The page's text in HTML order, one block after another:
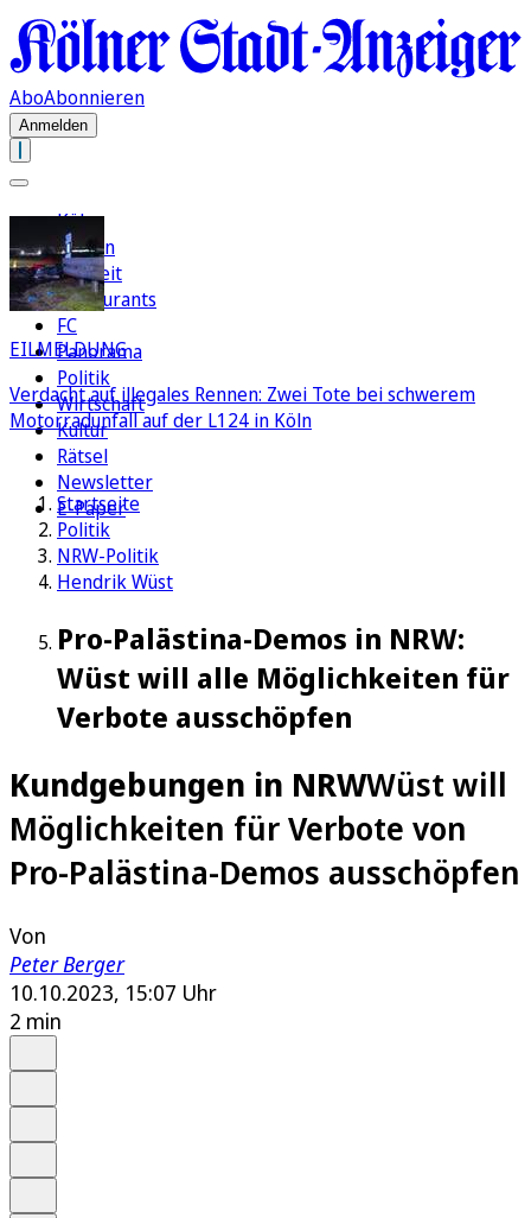
AboAbonnieren
Anmelden
Köln
Region
Freizeit
Restaurants
FC
Panorama
Politik
Wirtschaft
Kultur
Rätsel
Newsletter
E-Paper
EILMELDUNG
Verdacht auf illegales Rennen: Zwei Tote bei schwerem
Motorradunfall auf der L124 in Köln
Startseite
Politik
NRW-Politik
Hendrik Wüst
Pro-Palästina-Demos in NRW:
Wüst will alle Möglichkeiten für
Verbote ausschöpfen
Kundgebungen in NRWWüst will
Möglichkeiten für Verbote von
Pro-Palästina-Demos ausschöpfen
Von
Peter Berger
10.10.2023, 15:07 Uhr
2 min